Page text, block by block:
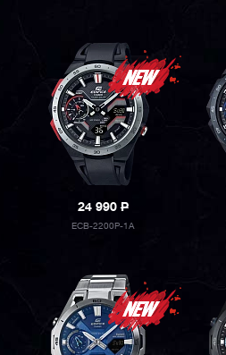
24 990P
ECB-2200P-1A